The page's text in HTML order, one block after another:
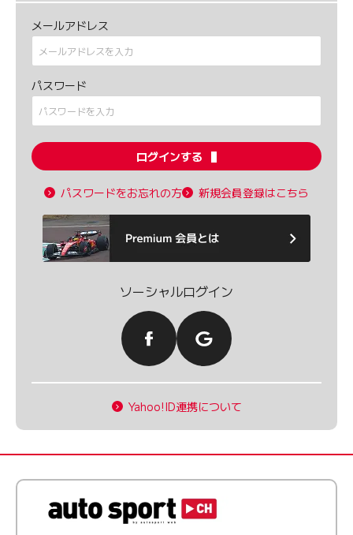
メールアドレス
パスワード
ログインする
パスワードをお忘れの方 新規会員登録はこちら
ソーシャルログイン
Yahoo!ID連携について